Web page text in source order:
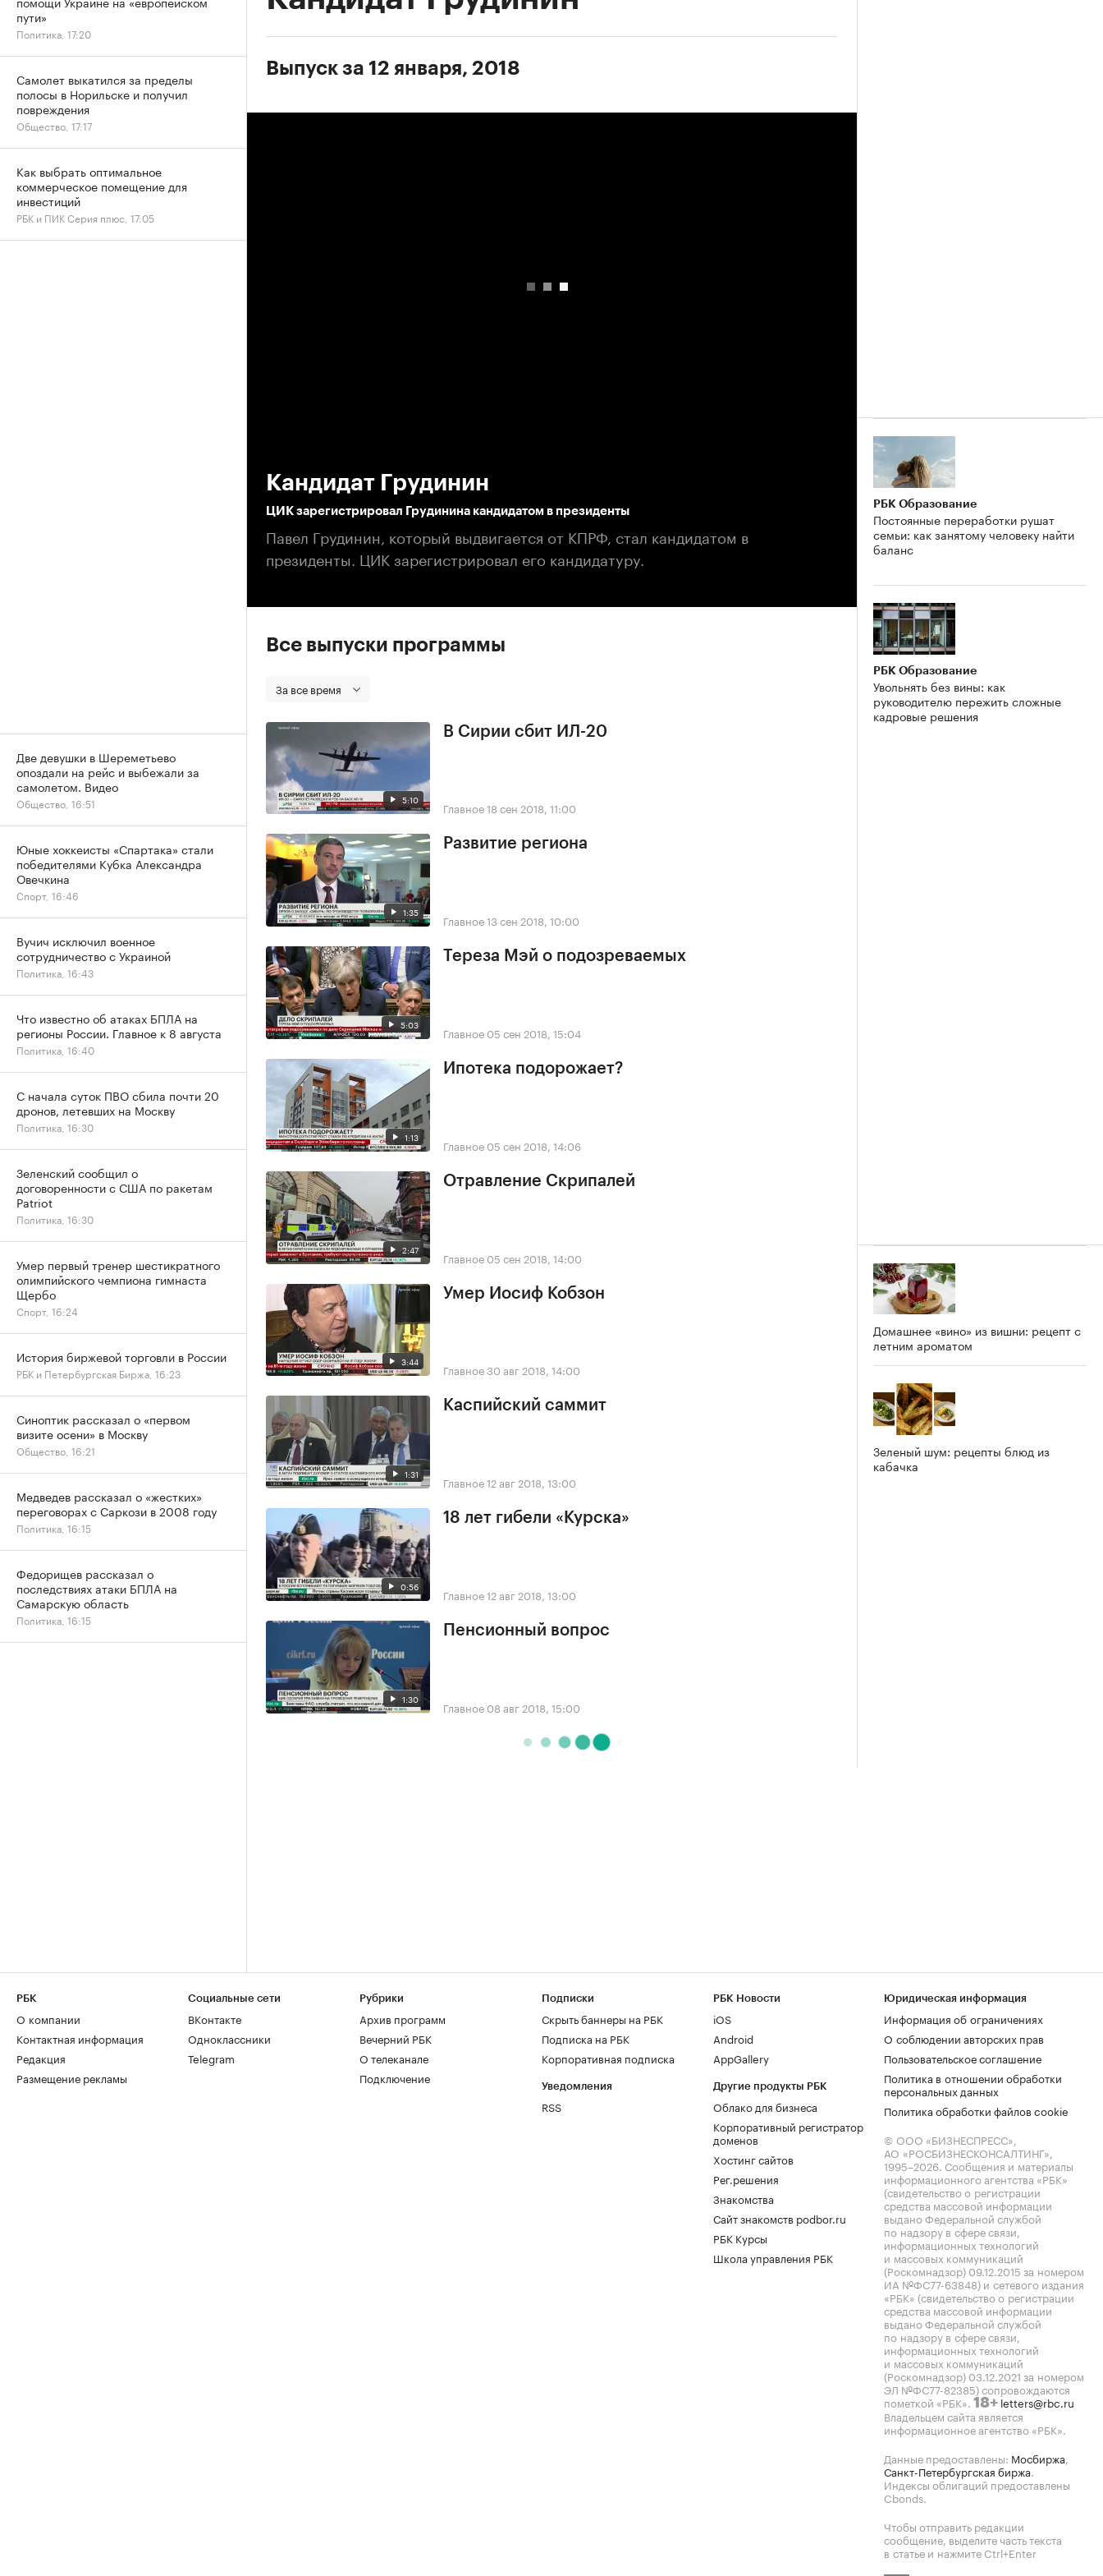
Выпуск за 12 января, 2018
Кандидат Грудинин
ЦИК зарегистрировал Грудинина кандидатом в президенты
Павел Грудинин, который выдвигается от КПРФ, стал кандидатом в
президенты. ЦИК зарегистрировал его кандидатуру.
Все выпуски программы
За все время
5:10
В Сирии сбит ИЛ-20
Главное18 сен 2018, 11:00
1:35
Развитие региона
Главное13 сен 2018, 10:00
5:03
Тереза Мэй о подозреваемых
Главное 05 сен 2018, 15:04
1:13
Ипотека подорожает?
Главное 05 сен 2018, 14:06
2:47
Отравление Скрипалей
Главное 05 сен 2018, 14:00
3:44
Умер Иосиф Кобзон
Главное30 авг 2018, 14:00
1:31
Каспийский саммит
Главное12 авг 2018, 13:00
0:56
18 лет гибели «Курска»
Главное12 авг 2018, 13:00
1:30
Пенсионный вопрос
Главное 08 авг 2018, 15:00
РБК Образование
Постоянные переработки рушат
семьи: как занятому человеку найти
баланс
РБК Образование
Увольнять без вины: как
руководителю пережить сложные
кадровые решения
Домашнее «вино» из вишни: рецепт с
летним ароматом
Зеленый шум: рецепты блюд из
кабачка
пути»
Политика, 17:20
Самолет выкатился за пределы
полосы в Норильске и получил
повреждения
Общество, 17:17
Как выбрать оптимальное
коммерческое помещение для
инвестиций
РБК и ПИК Серия плюс, 17:05
Две девушки в Шереметьево
опоздали на рейс и выбежали за
самолетом. Видео
Общество, 16:51
Юные хоккеисты «Спартака» стали
победителями Кубка Александра
Овечкина
Спорт, 16:46
Вучич исключил военное
сотрудничество с Украиной
Политика, 16:43
Что известно об атаках БПЛА на
регионы России. Главное к 8 августа
Политика, 16:40
С начала суток ПВО сбила почти 20
дронов, летевших на Москву
Политика, 16:30
Зеленский сообщил о
договоренности с США по ракетам
Patriot
Политика, 16:30
Умер первый тренер шестикратного
олимпийского чемпиона гимнаста
Щербо
Спорт, 16:24
История биржевой торговли в России
РБК и Петербургская Биржа, 16:23
Синоптик рассказал о «первом
визите осени» в Москву
Общество, 16:21
Медведев рассказал о «жестких»
переговорах с Саркози в 2008 году
Политика, 16:15
Федорищев рассказал о
последствиях атаки БПЛА на
Самарскую область
Политика, 16:15
РБК
О компании
Контактная информация
Редакция
Размещение рекламы
Социальные сети
ВКонтакте
Одноклассники
Telegram
Рубрики
Архив программ
Вечерний РБК
О телеканале
Подключение
Подписки
Скрыть баннеры на РБК
Подписка на РБК
Корпоративная подписка
Уведомления
RSS
РБК Новости
iOS
Android
AppGallery
Другие продукты РБК
Облако для бизнеса
Корпоративный регистратор
доменов
Хостинг сайтов
Рег.решения
Знакомства
Сайт знакомств podbor.ru
РБК Курсы
Школа управления РБК
Юридическая информация
Информация об ограничениях
О соблюдении авторских прав
Пользовательское соглашение
Политика в отношении обработки
персональных данных
Политика обработки файлов cookie
© ООО «БИЗНЕСПРЕСС»,
АО «РОСБИЗНЕСКОНСАЛТИНГ»,
1995–2026. Сообщения и материалы
информационного агентства «РБК»
(свидетельство о регистрации
средства массовой информации
выдано Федеральной службой
по надзору в сфере связи,
информационных технологий
и массовых коммуникаций
(Роскомнадзор) 09.12.2015 за номером
ИА №ФС77-63848) и сетевого издания
«РБК» (свидетельство о регистрации
средства массовой информации
выдано Федеральной службой
по надзору в сфере связи,
информационных технологий
и массовых коммуникаций
(Роскомнадзор) 03.12.2021 за номером
ЭЛ №ФС77-82385) сопровождаются
пометкой «РБК». 18+ letters@rbc.ru
Владельцем сайта является
информационное агентство «РБК».
Данные предоставлены: Мосбиржа,
Санкт-Петербургская биржа.
Индексы облигаций предоставлены
Cbonds.
Чтобы отправить редакции
сообщение, выделите часть текста
в статье и нажмите Ctrl+Enter